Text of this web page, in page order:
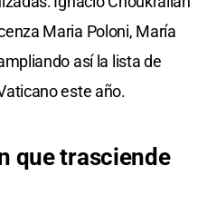
Maria Poloni, María
así la lista de
este año.
que trasciende